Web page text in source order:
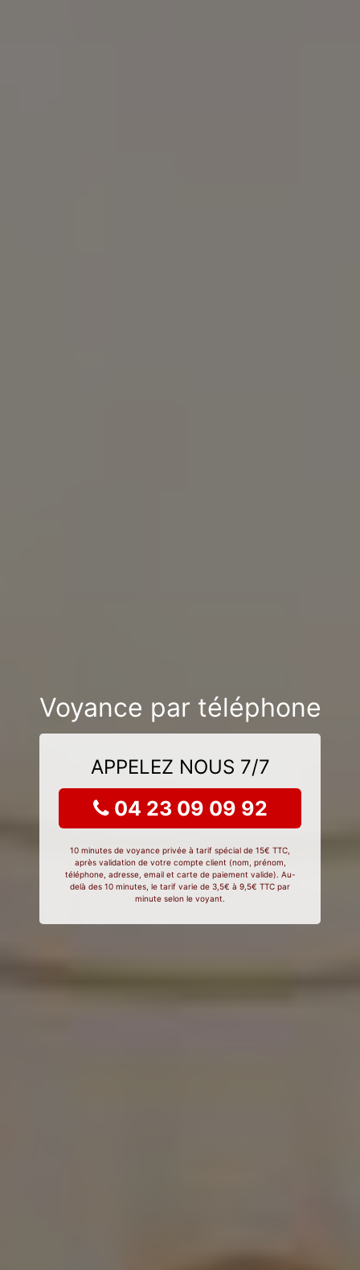
Voyance par téléphone
APPELEZ NOUS 7/7
04 23 09 09 92
10 minutes de voyance privée à tarif spécial de 15€ TTC,
après validation de votre compte client (nom, prénom,
téléphone, adresse, email et carte de paiement valide). Au-
delà des 10 minutes, le tarif varie de 3,5€ à 9,5€ TTC par
minute selon le voyant.